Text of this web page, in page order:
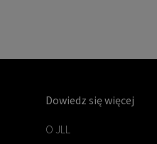
Dowiedz się więcej
O JLL